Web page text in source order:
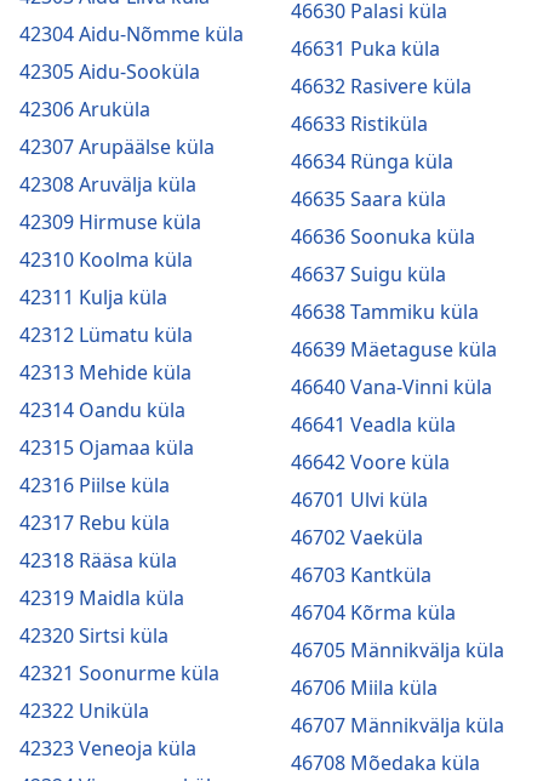
42304 Aidu-Nõmme küla
42305 Aidu-Sooküla
42306 Aruküla
42307 Arupäälse küla
42308 Aruvälja küla
42309 Hirmuse küla
42310 Koolma küla
42311 Kulja küla
42312 Lümatu küla
42313 Mehide küla
42314 Oandu küla
42315 Ojamaa küla
42316 Piilse küla
42317 Rebu küla
42318 Rääsa küla
42319 Maidla küla
42320 Sirtsi küla
42321 Soonurme küla
42322 Uniküla
42323 Veneoja küla
46630 Palasi küla
46631 Puka küla
46632 Rasivere küla
46633 Ristiküla
46634 Rünga küla
46635 Saara küla
46636 Soonuka küla
46637 Suigu küla
46638 Tammiku küla
46639 Mäetaguse küla
46640 Vana-Vinni küla
46641 Veadla küla
46642 Voore küla
46701 Ulvi küla
46702 Vaeküla
46703 Kantküla
46704 Kõrma küla
46705 Männikvälja küla
46706 Miila küla
46707 Männikvälja küla
46708 Mõedaka küla